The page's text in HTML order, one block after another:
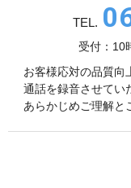
TEL.
受付：10
お客様応対の品質向
通話を録音させてい
あらかじめご理解と